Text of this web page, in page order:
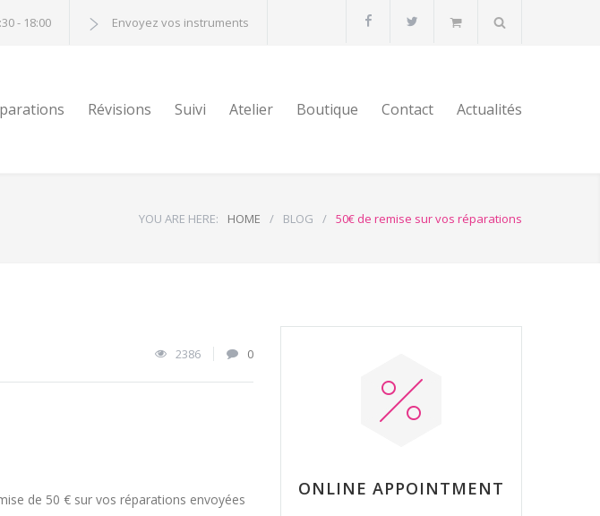
- 18:00 Envoyez vos instruments
Révisions Suivi Atelier Boutique Contact Actualités
YOU ARE HERE: HOME / BLOG / 50€ de remise sur vos réparations
2386 0
de 50 € sur vos réparations envoyées
ONLINE APPOINTMENT